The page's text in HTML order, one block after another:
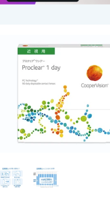
やアプリ「クリフォア」と同じアカウン
イプから探す
から探す
ービジョン